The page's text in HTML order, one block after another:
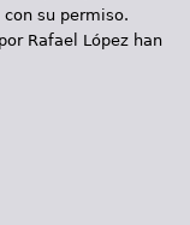
su permiso.
Rafael López han